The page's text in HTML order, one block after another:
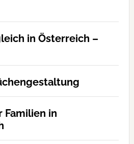
in Österreich –
Familien in